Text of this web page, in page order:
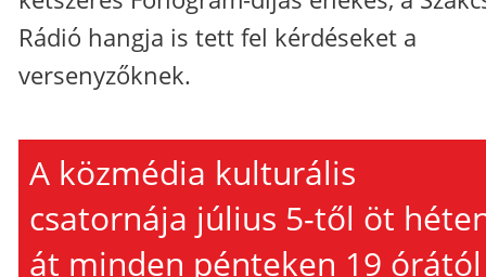
Rádió hangja is tett fel kérdéseket a
versenyzőknek.
A közmédia kulturális
csatornája július 5-től öt
át minden pénteken 19 órától